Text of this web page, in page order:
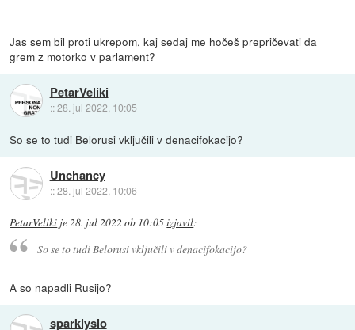
Jas sem bil proti ukrepom, kaj sedaj me hočeš prepričevati da
grem z motorko v parlament?
PetarVeliki
::28. jul 2022, 10:05
So se to tudi Belorusi vključili v denacifokacijo?
Unchancy
::28. jul 2022, 10:06
PetarVeliki je28. jul 2022 ob 10:05izjavil:
So se to tudi Belorusi vključili v denacifokacijo?
A so napadli Rusijo?
sparklyslo